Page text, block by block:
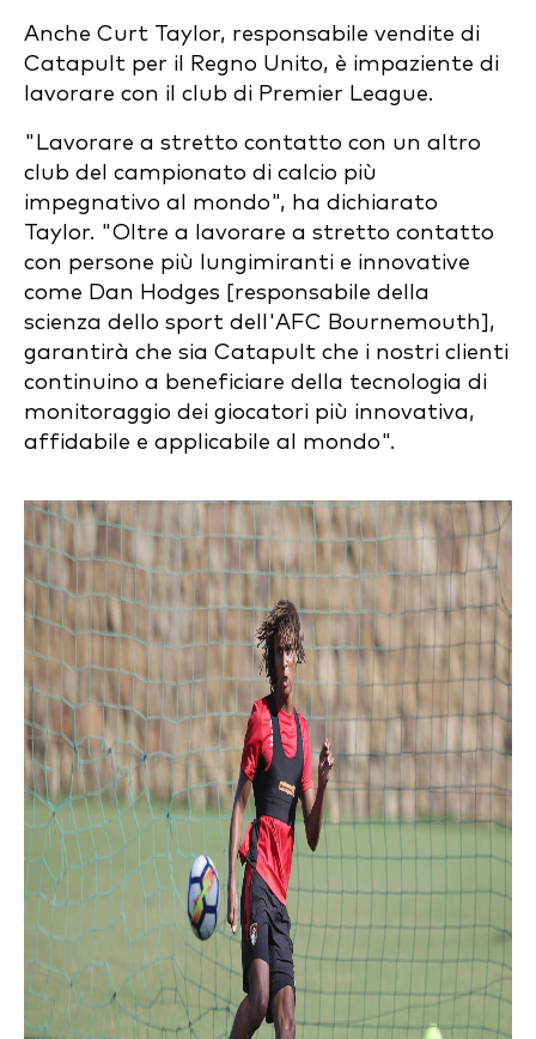
Anche Curt Taylor, responsabile vendite di
Catapult per il Regno Unito, è impaziente di
lavorare con il club di Premier League.
"Lavorare a stretto contatto con un altro
club del campionato di calcio più
impegnativo al mondo", ha dichiarato
Taylor. "Oltre a lavorare a stretto contatto
con persone più lungimiranti e innovative
come Dan Hodges [responsabile della
scienza dello sport dell'AFC Bournemouth],
garantirà che sia Catapult che i nostri clienti
continuino a beneficiare della tecnologia di
monitoraggio dei giocatori più innovativa,
affidabile e applicabile al mondo".